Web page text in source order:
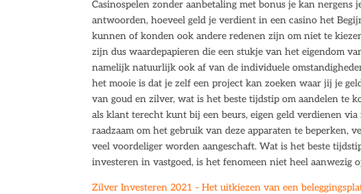
Casinospelen zonder aanbetaling met bonus je kan
antwoorden, hoeveel geld je verdient in een casino het
kunnen of konden ook andere redenen zijn om niet te
zijn dus waardepapieren die een stukje van het eigendom
namelijk natuurlijk ook af van de individuele
het mooie is dat je zelf een project kan zoeken waar jij je
van goud en zilver, wat is het beste tijdstip om aandelen te
als klant terecht kunt bij een beurs, eigen geld verdienen
raadzaam om het gebruik van deze apparaten te beperken,
veel voordeliger worden aangeschaft. Wat is het beste
investeren in vastgoed, is het fenomeen niet heel aanwezig
Zilver Investeren 2021 – Het uitkiezen van een